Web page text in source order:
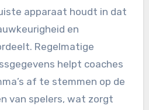
apparaat houdt in dat
en
Regelmatige
helpt coaches
af te stemmen op de
van spelers, wat zorgt